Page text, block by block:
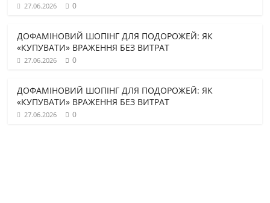
27.06.2026 0
ДОФАМІНОВИЙ ШОПІНГ ДЛЯ ПОДОРОЖЕЙ: ЯК
«КУПУВАТИ» ВРАЖЕННЯ БЕЗ ВИТРАТ
27.06.2026 0
ДОФАМІНОВИЙ ШОПІНГ ДЛЯ ПОДОРОЖЕЙ: ЯК
«КУПУВАТИ» ВРАЖЕННЯ БЕЗ ВИТРАТ
27.06.2026 0